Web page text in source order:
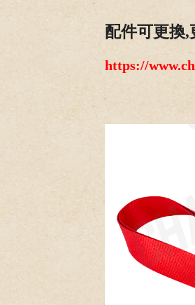
配件可更換
https://